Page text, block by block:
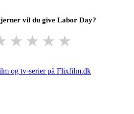
vil du give Labor Day?
★ ★ ★ ★
og tv-serier på Flixfilm.dk